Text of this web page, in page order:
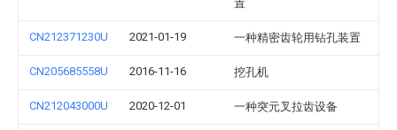
置
CN212371230U 2021-01-19 一种精密齿轮用钻孔装置
CN205685558U 2016-11-16 挖孔机
CN212043000U 2020-12-01 一种突元叉拉齿设备